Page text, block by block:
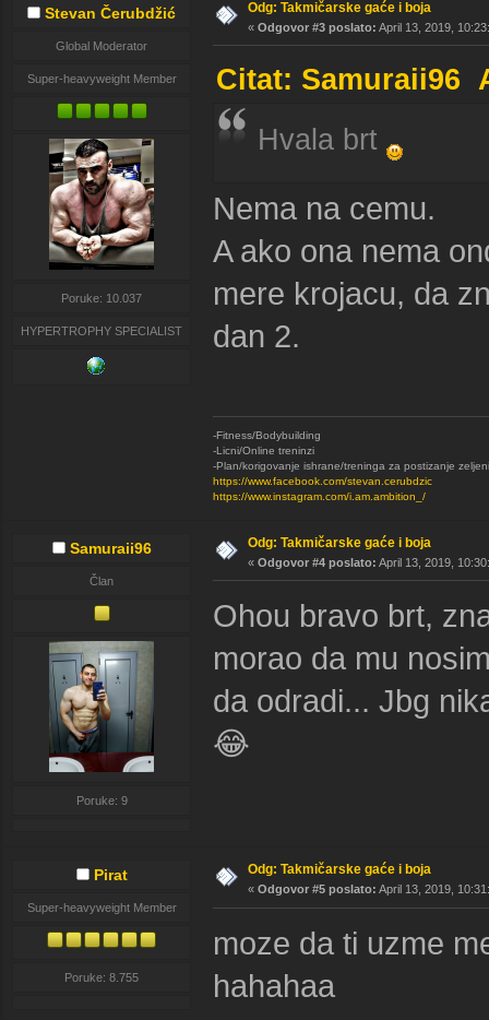
Stevan Čerubdžić
Global Moderator
Super-heavyweight Member
Poruke: 10.037
HYPERTROPHY SPECIALIST
Odg: Takmičarske gaće i boja
« Odgovor #3 poslato: April 13, 2019,
Citat: Samuraii96
Hvala brt
Nema na cemu.
A ako ona nema
mere krojacu, da
dan 2.
-Fitness/Bodybuilding
-Licni/Online treninzi
-Plan/korigovanje ishrane/treninga za postizanje
https://www.facebook.com/stevan.cerubdzic
https://www.instagram.com/i.am.ambition_/
Samuraii96
Član
Poruke: 9
Odg: Takmičarske gaće i boja
« Odgovor #4 poslato: April 13, 2019,
Ohou bravo brt,
morao da mu
da odradi... Jbg
😂
Pirat
Super-heavyweight Member
Poruke: 8.755
Odg: Takmičarske gaće i boja
« Odgovor #5 poslato: April 13, 2019,
moze da ti uzme
hahahaa